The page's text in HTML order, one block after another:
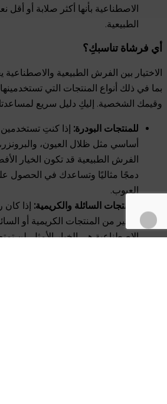
الاصطناعية بأنها أكثر صلابة أو
الطبيعية.
أي فرشاة تناسبكِ؟
الاختيار بين الفرش الطبيعية
بما في ذلك أنواع المنتجات التي
وقيمك الشخصية. إليكِ دليل سريع
للمنتجات البودرة: إذا كنتِ
أساسي مثل ظلال العيون،
الفرش الطبيعية قد تكون الخيار
دمجًا مثاليًا وتساعدك في الحصول
العيوب.
للمنتجات السائلة والكريمية: إذا كان
الكثير من المنتجات الكريمية أو
الاصطناعية هي الخيار الأمثل. لن